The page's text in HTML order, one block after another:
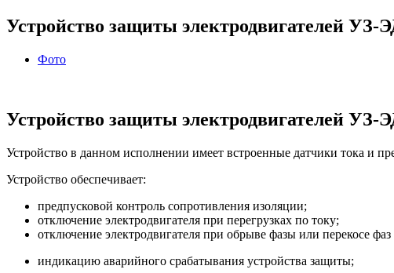
Устройство защиты электродвигателей
Фото
Устройство защиты электродвигателей
Устройство в данном исполнении имеет встроенные датчики тока и
Устройство обеспечивает:
предпусковой контроль сопротивления изоляции;
отключение электродвигателя при перегрузках по току;
отключение электродвигателя при обрыве фазы или перекосе
индикацию аварийного срабатывания устройства защиты;